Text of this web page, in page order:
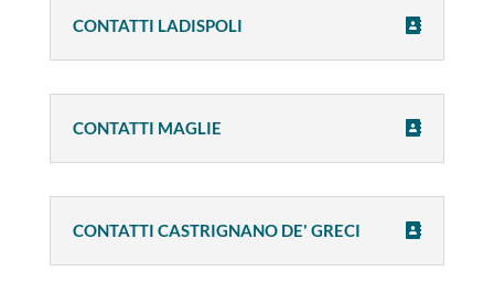
CONTATTI LADISPOLI
CONTATTI MAGLIE
CONTATTI CASTRIGNANO DE' GRECI